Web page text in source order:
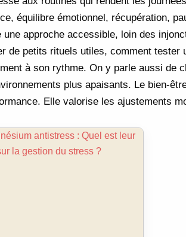
équilibre émotionnel, récupération,
une approche accessible, loin des
de petits rituels utiles, comment
à son rythme. On y parle aussi de
plus apaisants. Le bien-
Elle valorise les ajustements